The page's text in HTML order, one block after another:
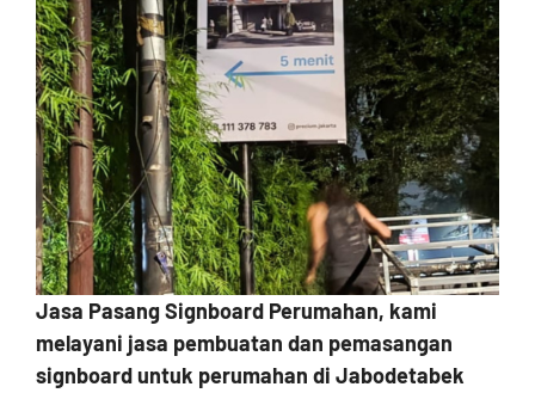
Contact
Jasa Pasang Signboard Perumahan, kami
melayani jasa pembuatan dan pemasangan
signboard untuk perumahan di Jabodetabek